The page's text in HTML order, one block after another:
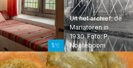
1/6
Uit het archief: de
Mariatoren in
1930. Foto: P.
Nooteboom